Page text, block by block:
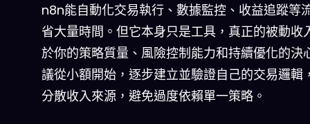
n8n能自動化交易執行、數據監控、收益追蹤等
省大量時間。但它本身只是工具，真正的被動收
於你的策略質量、風險控制能力和持續優化的決
議從小額開始，逐步建立並驗證自己的交易邏輯
分散收入來源，避免過度依賴單一策略。